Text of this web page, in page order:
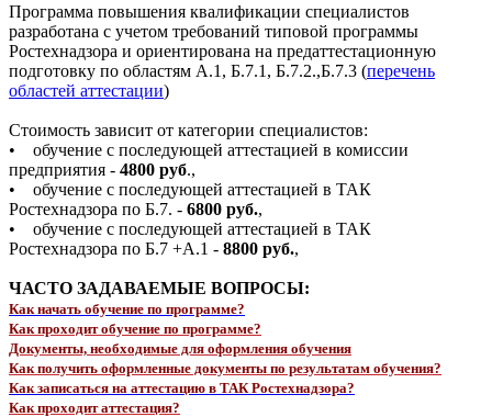
Программа повышения квалификации специалистов
разработана с учетом требований типовой программы
Ростехнадзора и ориентирована на предаттестационную
подготовку по областям А.1, Б.7.1, Б.7.2.,Б.7.3 (перечень
областей аттестации)
Стоимость зависит от категории специалистов:
• обучение с последующей аттестацией в комиссии
предприятия - 4800 руб.,
• обучение с последующей аттестацией в ТАК
Ростехнадзора по Б.7. - 6800 руб.,
• обучение с последующей аттестацией в ТАК
Ростехнадзора по Б.7 +А.1 - 8800 руб.,
ЧАСТО ЗАДАВАЕМЫЕ ВОПРОСЫ:
Как начать обучение по программе?
Как проходит обучение по программе?
Документы, необходимые для оформления обучения
Как получить оформленные документы по результатам обучения?
Как записаться на аттестацию в ТАК Ростехнадзора?
Как проходит аттестация?